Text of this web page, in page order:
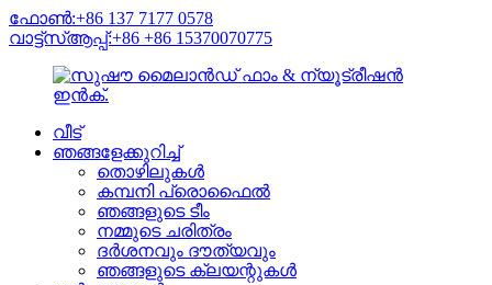
ഫോൺ:+86 137 7177 0578
വാട്ട്‌സ്ആപ്പ്:+86 +86 15370070775
വീട്
ഞങ്ങളേക്കുറിച്ച്
തൊഴിലുകൾ
കമ്പനി പ്രൊഫൈൽ
ഞങ്ങളുടെ ടീം
നമ്മുടെ ചരിത്രം
ദർശനവും ദൗത്യവും
ഞങ്ങളുടെ ക്ലയന്റുകൾ